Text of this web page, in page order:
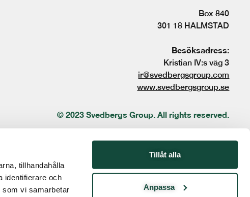
tillhandahålla
identifierare och
som vi samarbetar
Tillåt alla
Anpassa
Box 840
301 18 HALMSTAD
Besöksadress:
Kristian IV:s väg 3
ir@svedbergsgroup.com
www.svedbergsgroup.se
© 2023 Svedbergs Group. All rights reserved.